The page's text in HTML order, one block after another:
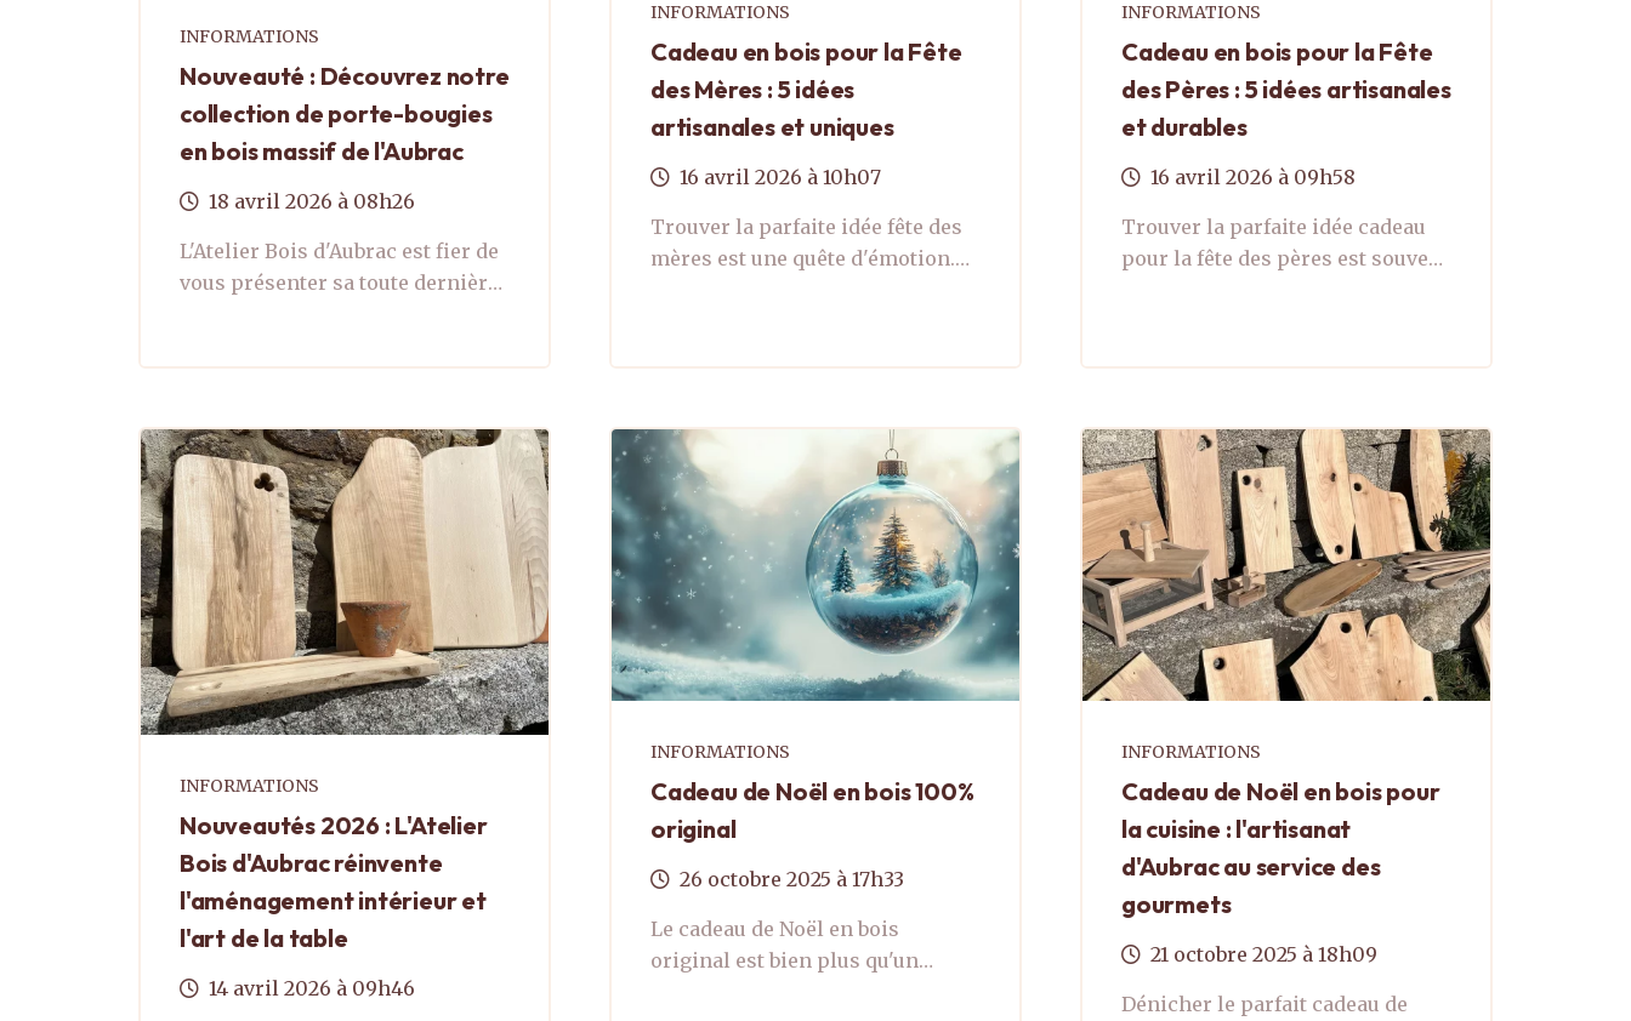
INFORMATIONS
Nouveauté : Découvrez notre
collection de porte-bougies
en bois massif de l'Aubrac
18 avril 2026 à 08h26
L'Atelier Bois d'Aubrac est fier de
vous présenter sa toute dernière
entièrement conçue et fabriquée
INFORMATIONS
Cadeau en bois pour la Fête
des Mères : 5 idées
artisanales et uniques
16 avril 2026 à 10h07
Trouver la parfaite idée fête des
mères est une quête d'émotion.
INFORMATIONS
Cadeau en bois pour la Fête
des Pères : 5 idées artisanales
et durables
16 avril 2026 à 09h58
Trouver la parfaite idée cadeau
pour la fête des pères est souvent
INFORMATIONS
Nouveautés 2026 : L'Atelier
Bois d'Aubrac réinvente
l'aménagement intérieur et
l'art de la table
14 avril 2026 à 09h46
INFORMATIONS
Cadeau de Noël en bois 100%
original
26 octobre 2025 à 17h33
Le cadeau de Noël en bois
original est bien plus qu'un
INFORMATIONS
Cadeau de Noël en bois pour
la cuisine : l'artisanat
d'Aubrac au service des
gourmets
21 octobre 2025 à 18h09
Dénicher le parfait cadeau de